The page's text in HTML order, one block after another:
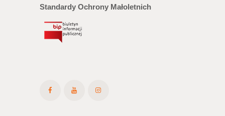
Standardy Ochrony Małoletnich